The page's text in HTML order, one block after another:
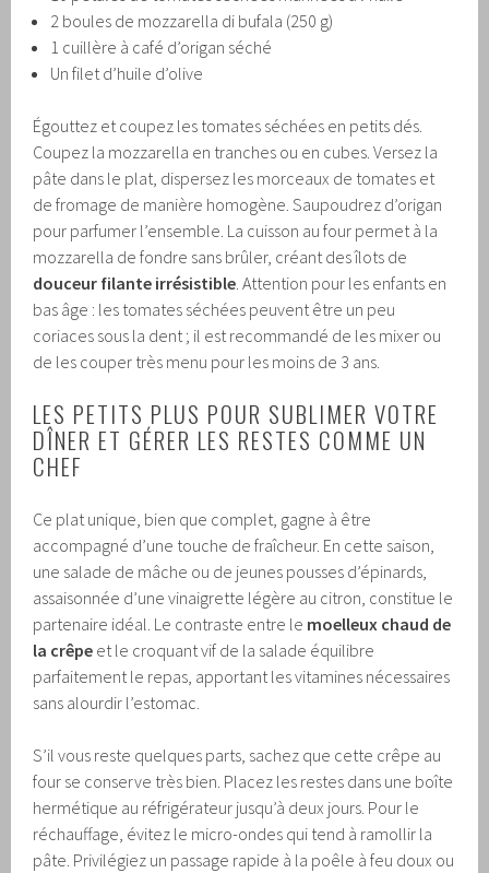
2 boules de mozzarella di bufala (250 g)
1 cuillère à café d’origan séché
Un filet d’huile d’olive
Égouttez et coupez les tomates séchées en petits dés.
Coupez la mozzarella en tranches ou en cubes. Versez la
pâte dans le plat, dispersez les morceaux de tomates et
de fromage de manière homogène. Saupoudrez d’origan
pour parfumer l’ensemble. La cuisson au four permet à la
mozzarella de fondre sans brûler, créant des îlots de
douceur filante irrésistible . Attention pour les enfants en
bas âge : les tomates séchées peuvent être un peu
coriaces sous la dent ; il est recommandé de les mixer ou
de les couper très menu pour les moins de 3 ans.
LES PETITS PLUS POUR SUBLIMER VOTRE
DÎNER ET GÉRER LES RESTES COMME UN
CHEF
Ce plat unique, bien que complet, gagne à être
accompagné d’une touche de fraîcheur. En cette saison,
une salade de mâche ou de jeunes pousses d’épinards,
assaisonnée d’une vinaigrette légère au citron, constitue le
partenaire idéal. Le contraste entre le moelleux chaud de
la crêpe et le croquant vif de la salade équilibre
parfaitement le repas, apportant les vitamines nécessaires
sans alourdir l’estomac.
S’il vous reste quelques parts, sachez que cette crêpe au
four se conserve très bien. Placez les restes dans une boîte
hermétique au réfrigérateur jusqu’à deux jours. Pour le
réchauffage, évitez le micro-ondes qui tend à ramollir la
pâte. Privilégiez un passage rapide à la poêle à feu doux ou